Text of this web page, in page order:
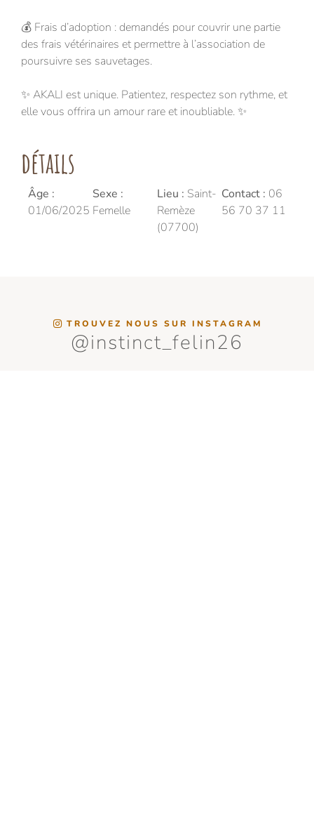
💰 Frais d’adoption : demandés pour couvrir une partie
des frais vétérinaires et permettre à l’association de
poursuivre ses sauvetages.
✨ AKALI est unique. Patientez, respectez son rythme, et
elle vous offrira un amour rare et inoubliable. ✨
détails
Âge :
01/06/2025
Sexe :
Femelle
Lieu : Saint-
Remèze
(07700)
Contact : 06
56 70 37 11
TROUVEZ NOUS SUR INSTAGRAM
@instinct_felin26